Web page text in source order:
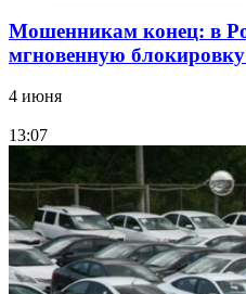
Мошенникам конец: в
мгновенную
4 июня
13:07